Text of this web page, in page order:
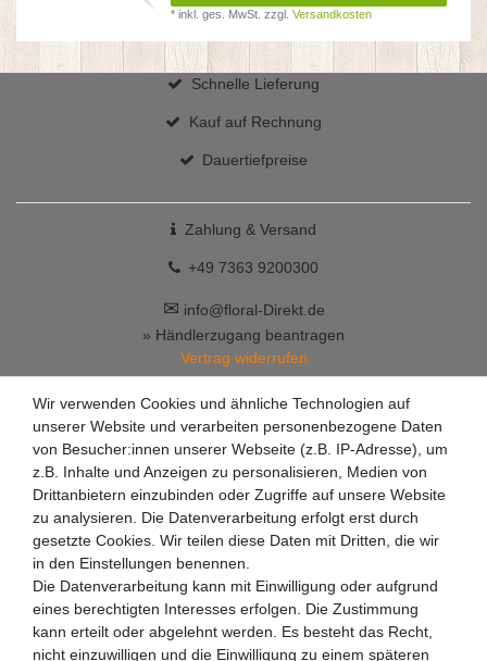
*inkl. ges. MwSt. zzgl.Versandkosten
Schnelle Lieferung
Kauf auf Rechnung
Dauertiefpreise
Zahlung & Versand
+49 7363 9200300
✉ info@floral-Direkt.de
» Händlerzugang beantragen
Vertrag widerrufen
Wir verwenden Cookies und ähnliche Technologien auf
unserer Website und verarbeiten personenbezogene Daten
von Besucher:innen unserer Webseite (z.B. IP-Adresse), um
z.B. Inhalte und Anzeigen zu personalisieren, Medien von
Drittanbietern einzubinden oder Zugriffe auf unsere Website
zu analysieren. Die Datenverarbeitung erfolgt erst durch
gesetzte Cookies. Wir teilen diese Daten mit Dritten, die wir
in den Einstellungen benennen.
Die Datenverarbeitung kann mit Einwilligung oder aufgrund
eines berechtigten Interesses erfolgen. Die Zustimmung
kann erteilt oder abgelehnt werden. Es besteht das Recht,
nicht einzuwilligen und die Einwilligung zu einem späteren